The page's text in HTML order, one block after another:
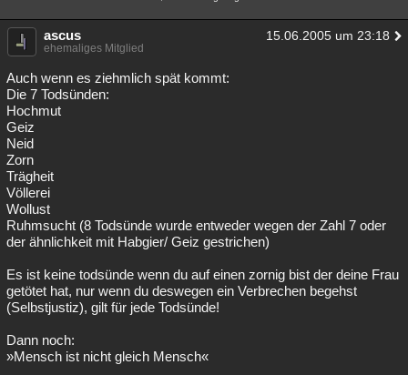
ascus 15.06.2005 um 23:18
ehemaliges Mitglied
Auch wenn es ziehmlich spät kommt:
Die 7 Todsünden:
Hochmut
Geiz
Neid
Zorn
Trägheit
Völlerei
Wollust
Ruhmsucht (8 Todsünde wurde entweder wegen der Zahl 7 oder
der ähnlichkeit mit Habgier/ Geiz gestrichen)
Es ist keine todsünde wenn du auf einen zornig bist der deine Frau
getötet hat, nur wenn du deswegen ein Verbrechen begehst
(Selbstjustiz), gilt für jede Todsünde!
Dann noch:
»Mensch ist nicht gleich Mensch«